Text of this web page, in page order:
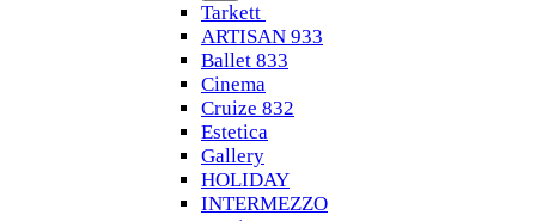
Tarkett
ARTISAN 933
Ballet 833
Cinema
Cruize 832
Estetica
Gallery
HOLIDAY
INTERMEZZO